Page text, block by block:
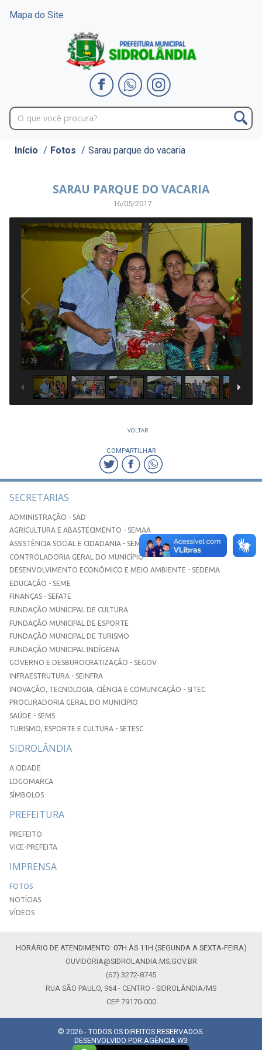
Mapa do Site
Início / Fotos / Sarau parque do vacaria
SARAU PARQUE DO VACARIA
16/05/2017
1 / 39
VOLTAR
COMPARTILHAR
SECRETARIAS
ADMINISTRAÇÃO - SAD
AGRICULTURA E ABASTECIMENTO - SEMAA
ASSISTÊNCIA SOCIAL E CIDADANIA - SEMASC
CONTROLADORIA GERAL DO MUNICÍPIO
DESENVOLVIMENTO ECONÔMICO E MEIO AMBIENTE - SEDEMA
EDUCAÇÃO - SEME
FINANÇAS - SEFATE
FUNDAÇÃO MUNICIPAL DE CULTURA
FUNDAÇÃO MUNICIPAL DE ESPORTE
FUNDAÇÃO MUNICIPAL DE TURISMO
FUNDAÇÃO MUNICIPAL INDÍGENA
GOVERNO E DESBUROCRATIZAÇÃO - SEGOV
INFRAESTRUTURA - SEINFRA
INOVAÇÃO, TECNOLOGIA, CIÊNCIA E COMUNICAÇÃO - SITEC
PROCURADORIA GERAL DO MUNICÍPIO
SAÚDE - SEMS
TURISMO, ESPORTE E CULTURA - SETESC
SIDROLÂNDIA
A CIDADE
LOGOMARCA
SÍMBOLOS
PREFEITURA
PREFEITO
VICE-PREFEITA
IMPRENSA
FOTOS
NOTÍCIAS
VÍDEOS
HORÁRIO DE ATENDIMENTO: 07H ÀS 11H (SEGUNDA A SEXTA-FEIRA)
OUVIDORIA@SIDROLANDIA.MS.GOV.BR
(67) 3272-8745
RUA SÃO PAULO, 964 - CENTRO - SIDROLÂNDIA/MS
CEP 79170-000
© 2026 - TODOS OS DIREITOS RESERVADOS.
DESENVOLVIDO POR:AGÊNCIA W3